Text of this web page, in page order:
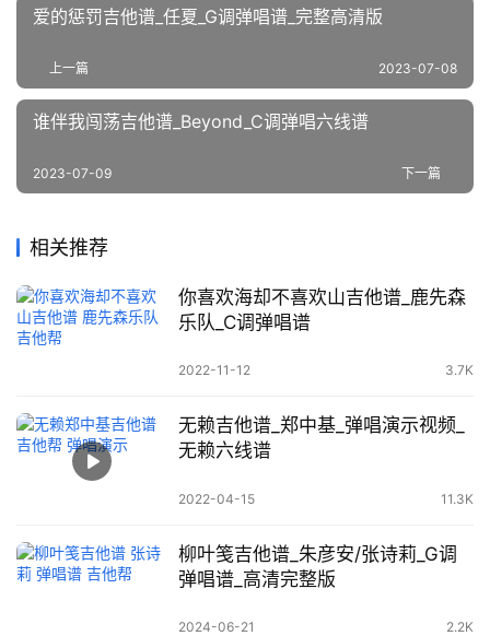
爱的惩罚吉他谱_任夏_G调弹唱谱_完整高清版
上一篇 2023-07-08
谁伴我闯荡吉他谱_Beyond_C调弹唱六线谱
下一篇
2023-07-09
相关推荐
你喜欢海却不喜欢山吉他谱_鹿先森
乐队_C调弹唱谱
2022-11-12 3.7K
无赖吉他谱_郑中基_弹唱演示视频_
无赖六线谱
2022-04-15 11.3K
柳叶笺吉他谱_朱彦安/张诗莉_G调
弹唱谱_高清完整版
2024-06-21 2.2K